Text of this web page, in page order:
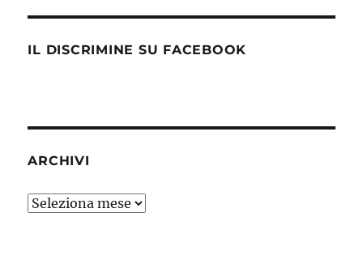
IL DISCRIMINE SU FACEBOOK
ARCHIVI
Archivi